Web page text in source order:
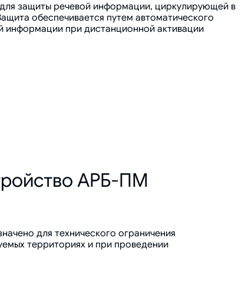
защиты речевой информации, циркулирующей в
обеспечивается путем автоматического
информации при дистанционной активации
АРБ-ПМ
для технического ограничения
территориях и при проведении